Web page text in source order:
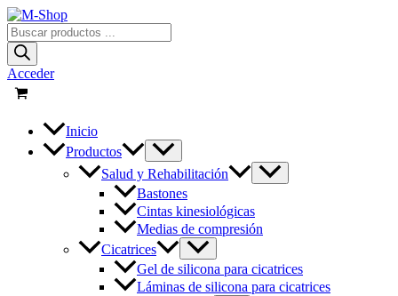
Ir
al
contenido
Búsqueda
de
productos
Acceder
Inicio
Productos
Salud y Rehabilitación
Bastones
Cintas kinesiológicas
Medias de compresión
Cicatrices
Gel de silicona para cicatrices
Láminas de silicona para cicatrices